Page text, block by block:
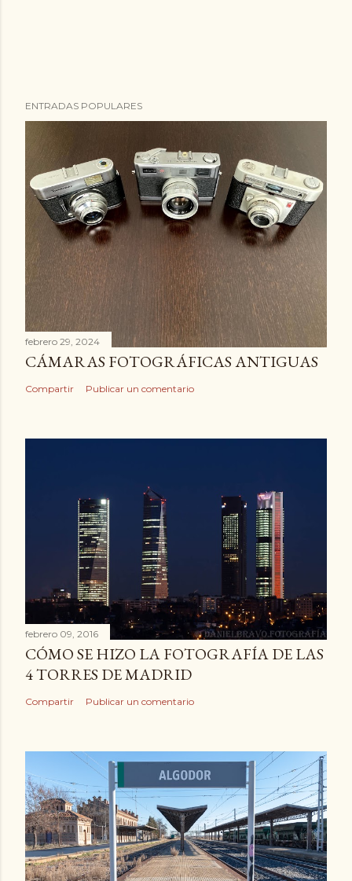
ENTRADAS POPULARES
febrero 29, 2024
CÁMARAS FOTOGRÁFICAS ANTIGUAS
Compartir Publicar un comentario
febrero 09, 2016
CÓMO SE HIZO LA FOTOGRAFÍA DE LAS
4 TORRES DE MADRID
Compartir Publicar un comentario